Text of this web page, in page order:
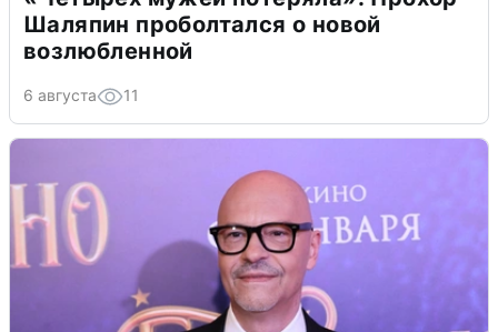
Шаляпин проболтался о новой
возлюбленной
6 августа 11